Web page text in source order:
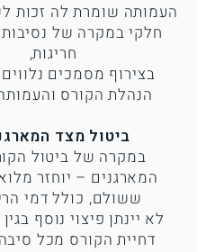
העמותה שומרת לה זכות
חלקי במקרה של נסיבות
חריגות,
בצירוף מסמכים
הנהלת הקורס
ביטול מצד
במקרה של ביטול
המארגנים – יוחזר
ששולם, כולל דמי
לא יינתן פיצוי נוסף
דחיית הקורס מכל